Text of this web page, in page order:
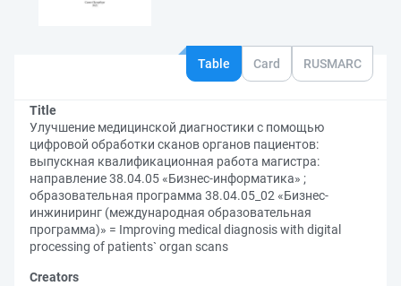
Table Card RUSMARC
Title
Улучшение медицинской диагностики с помощью
цифровой обработки сканов органов пациентов:
выпускная квалификационная работа магистра:
направление 38.04.05 «Бизнес-информатика» ;
образовательная программа 38.04.05_02 «Бизнес-
инжиниринг (международная образовательная
программа)» = Improving medical diagnosis with digital
processing of patients` organ scans
Creators